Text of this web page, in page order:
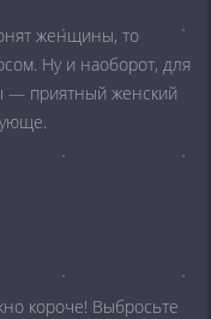
женщины, то
Ну и наоборот, для
— приятный женский
короче! Выбросьте